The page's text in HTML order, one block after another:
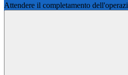
Attendere il completamento